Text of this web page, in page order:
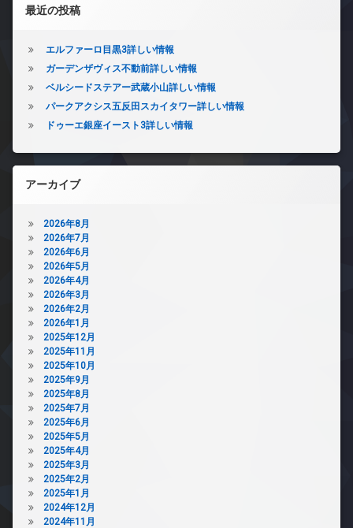
最近の投稿
エルファーロ目黒3詳しい情報
ガーデンザヴィス不動前詳しい情報
ベルシードステアー武蔵小山詳しい情報
パークアクシス五反田スカイタワー詳しい情報
ドゥーエ銀座イースト3詳しい情報
アーカイブ
2026年8月
2026年7月
2026年6月
2026年5月
2026年4月
2026年3月
2026年2月
2026年1月
2025年12月
2025年11月
2025年10月
2025年9月
2025年8月
2025年7月
2025年6月
2025年5月
2025年4月
2025年3月
2025年2月
2025年1月
2024年12月
2024年11月